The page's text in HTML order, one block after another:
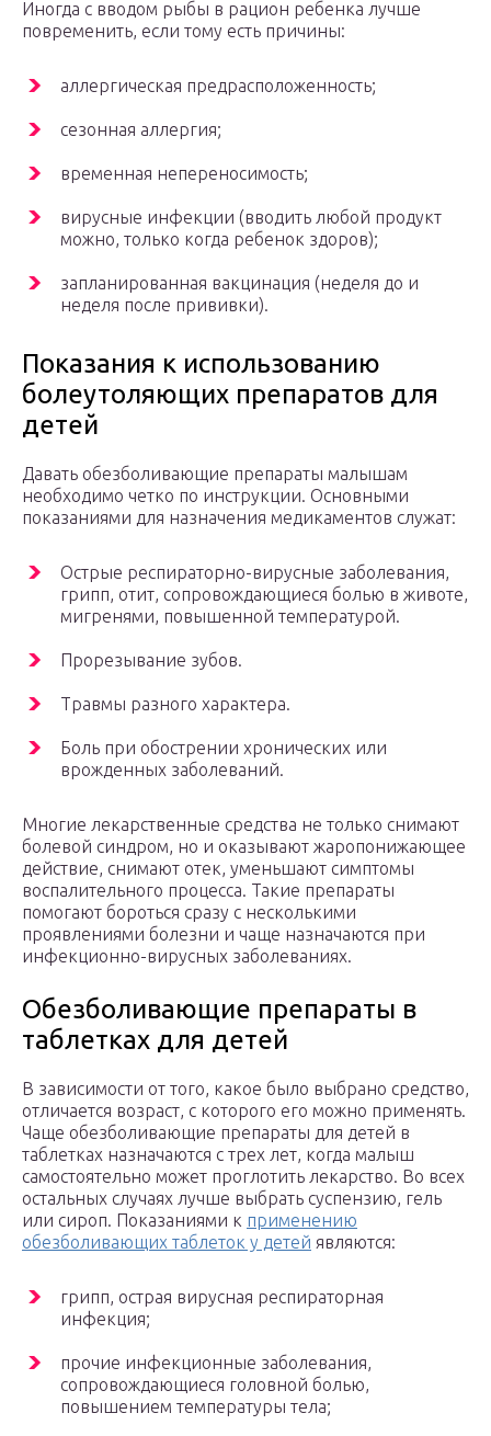
Иногда с вводом рыбы в рацион ребенка лучше
повременить, если тому есть причины:
аллергическая предрасположенность;
сезонная аллергия;
временная непереносимость;
вирусные инфекции (вводить любой продукт
можно, только когда ребенок здоров);
запланированная вакцинация (неделя до и
неделя после прививки).
Показания к использованию
болеутоляющих препаратов для
детей
Давать обезболивающие препараты малышам
необходимо четко по инструкции. Основными
показаниями для назначения медикаментов служат:
Острые респираторно-вирусные заболевания,
грипп, отит, сопровождающиеся болью в животе,
мигренями, повышенной температурой.
Прорезывание зубов.
Травмы разного характера.
Боль при обострении хронических или
врожденных заболеваний.
Многие лекарственные средства не только снимают
болевой синдром, но и оказывают жаропонижающее
действие, снимают отек, уменьшают симптомы
воспалительного процесса. Такие препараты
помогают бороться сразу с несколькими
проявлениями болезни и чаще назначаются при
инфекционно-вирусных заболеваниях.
Обезболивающие препараты в
таблетках для детей
В зависимости от того, какое было выбрано средство,
отличается возраст, с которого его можно применять.
Чаще обезболивающие препараты для детей в
таблетках назначаются с трех лет, когда малыш
самостоятельно может проглотить лекарство. Во всех
остальных случаях лучше выбрать суспензию, гель
или сироп. Показаниями к применению
обезболивающих таблеток у детей являются:
грипп, острая вирусная респираторная
инфекция;
прочие инфекционные заболевания,
сопровождающиеся головной болью,
повышением температуры тела;